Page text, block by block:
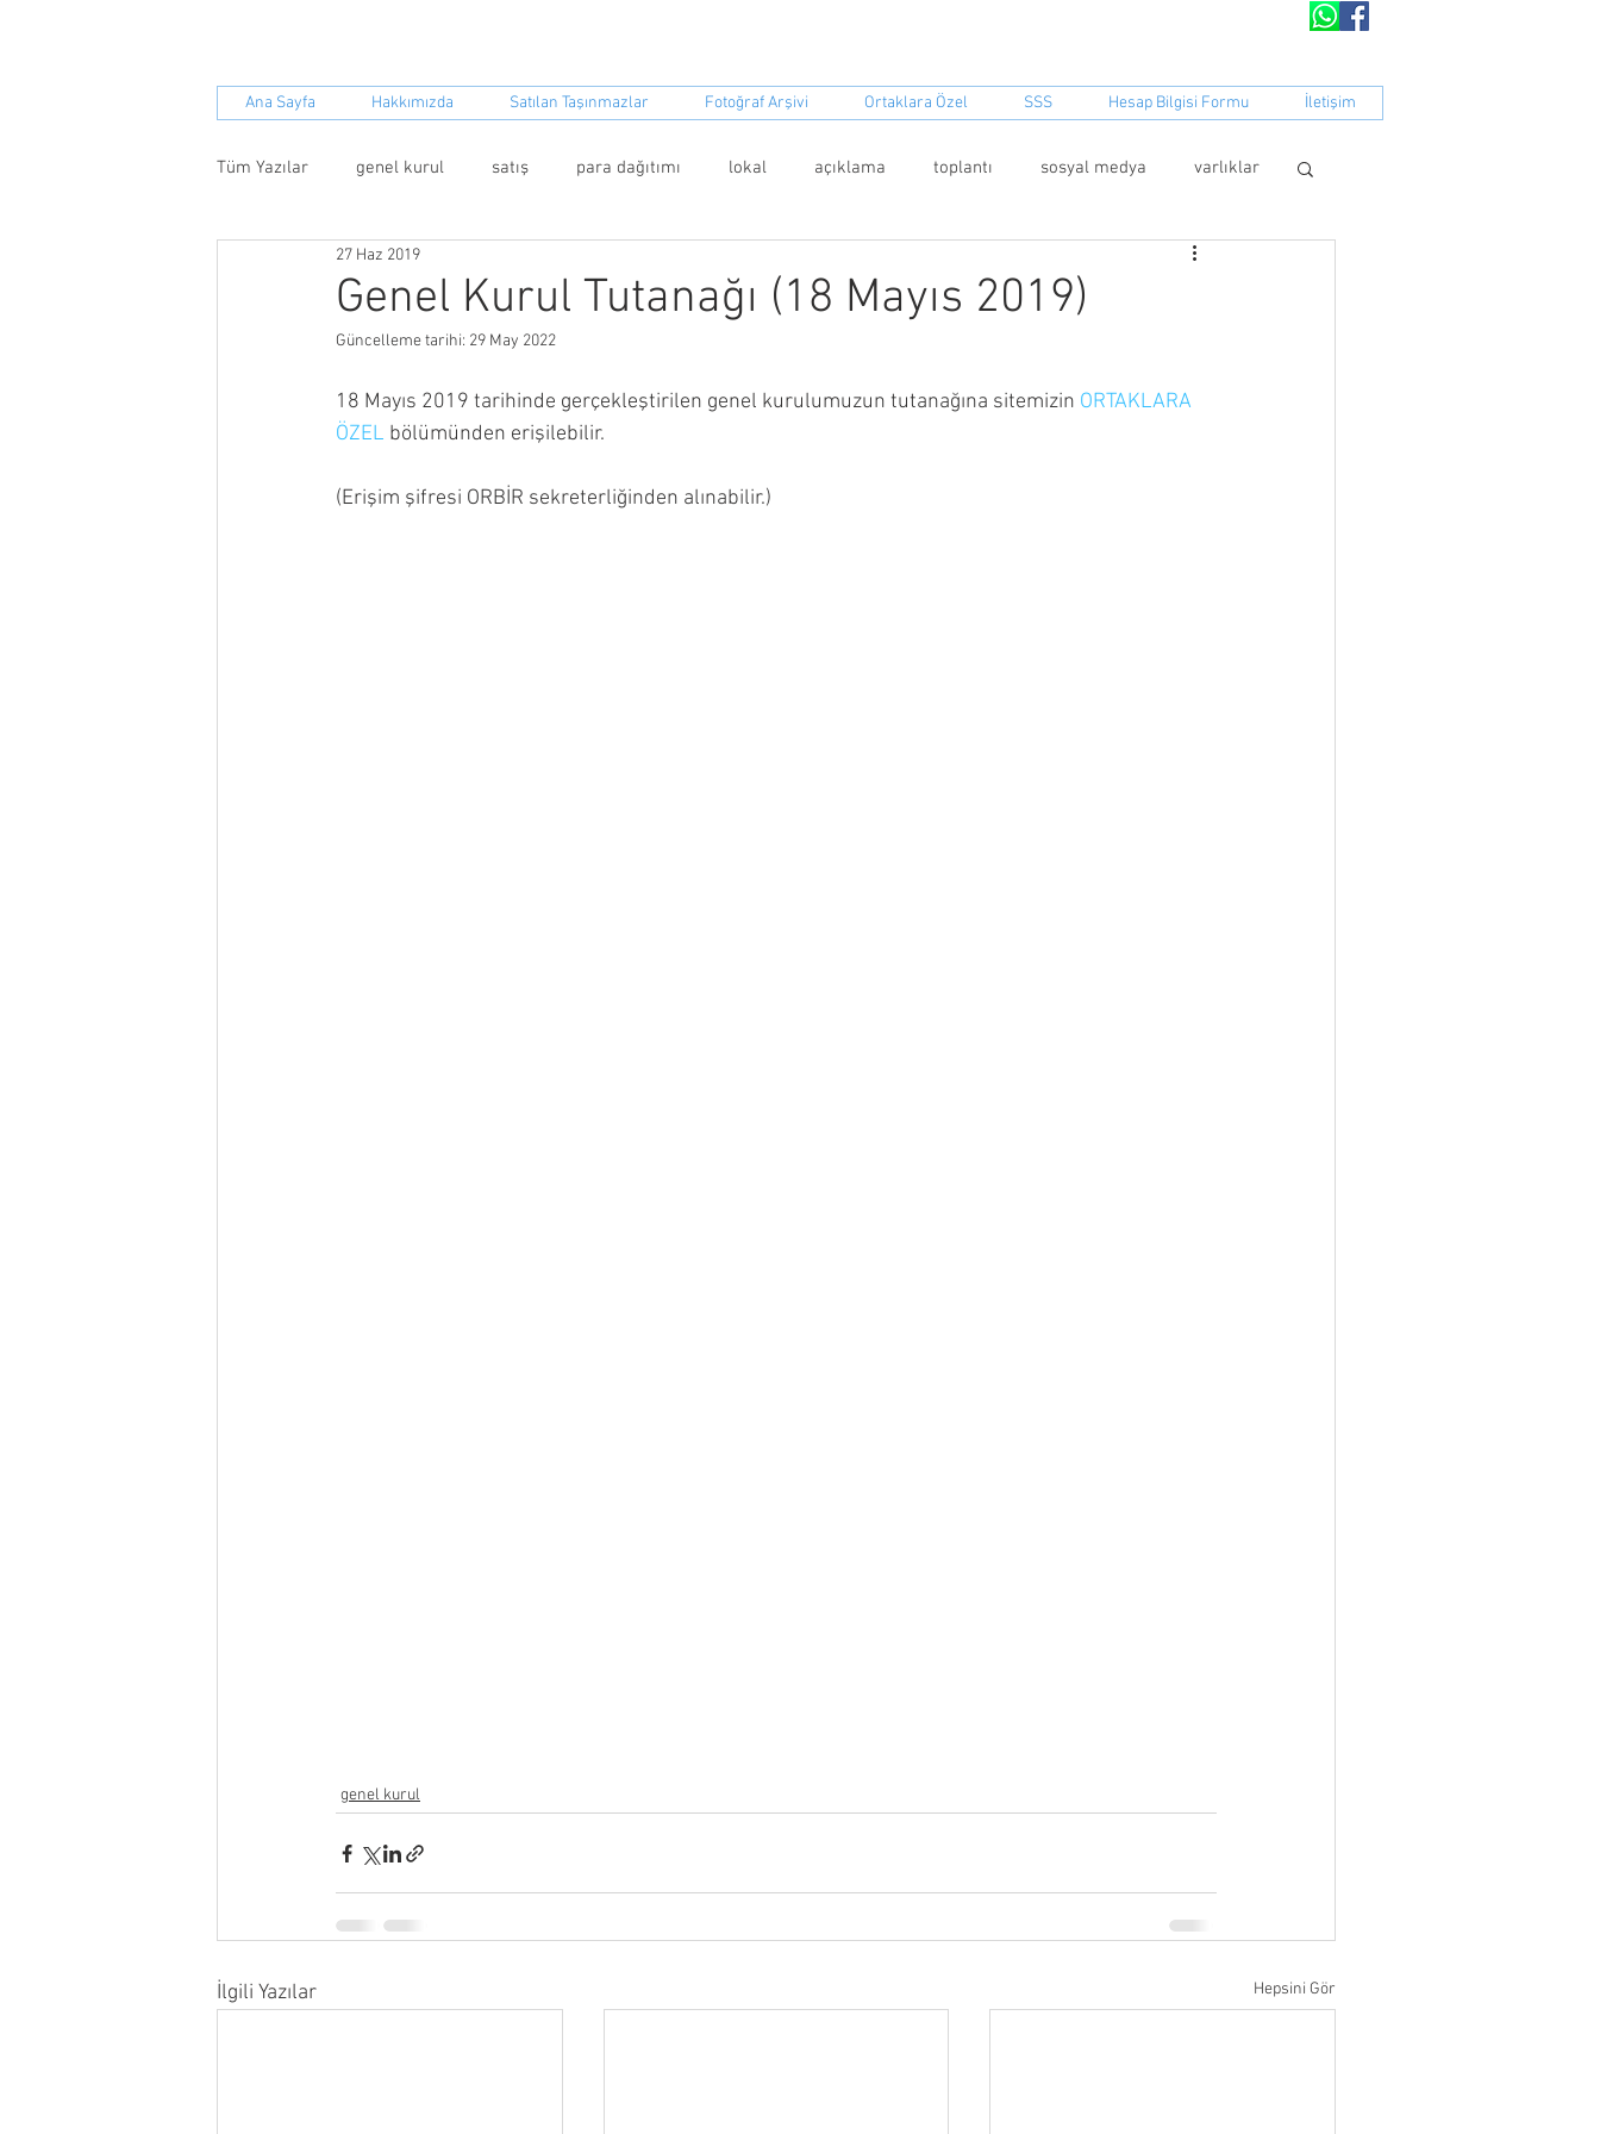
Ana Sayfa Hakkımızda Satılan Taşınmazlar Fotoğraf Arşivi Ortaklara Özel SSS Hesap Bilgisi Formu İletişim
Tüm Yazılar genel kurul satış para dağıtımı lokal açıklama toplantı sosyal medya varlıklar
soruşturma
Genel Kurul Tutanağı (18 Mayıs 2019)
27 Haz 2019
Güncelleme tarihi: 29 May 2022
18 Mayıs 2019 tarihinde gerçekleştirilen genel kurulumuzun tutanağına sitemizin ORTAKLARA
ÖZEL bölümünden erişilebilir.
(Erişim şifresi ORBİR sekreterliğinden alınabilir.)
genel kurul
İlgili Yazılar Hepsini Gör